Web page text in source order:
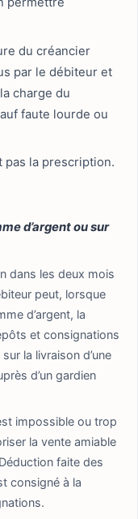
du créancier
par le débiteur et
charge du
faute lourde ou
pas la prescription.
d’argent ou sur
dans les deux mois
peut, lorsque
d’argent, la
et consignations
la livraison d’une
d’un gardien
impossible ou trop
la vente amiable
faite des
consigné à la